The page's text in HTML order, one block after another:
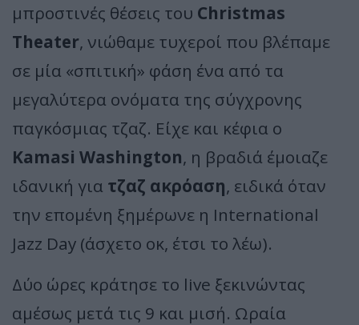
μπροστινές θέσεις του Christmas
Theater, νιώθαμε τυχεροί που βλέπαμε
σε μία «σπιτική» φάση ένα από τα
μεγαλύτερα ονόματα της σύγχρονης
παγκόσμιας τζαζ. Είχε και κέφια ο
Kamasi Washington, η βραδιά έμοιαζε
ιδανική για τζαζ ακρόαση, ειδικά όταν
την επομένη ξημέρωνε η International
Jazz Day (άσχετο οκ, έτσι το λέω).
Δύο ώρες κράτησε το live ξεκινώντας
αμέσως μετά τις 9 και μισή. Ωραία